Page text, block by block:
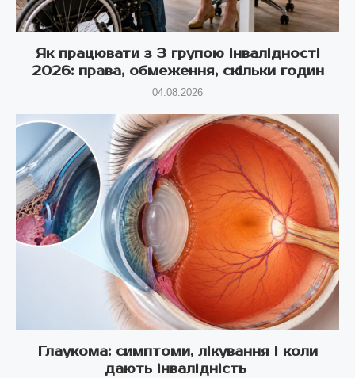
Як працювати з 3 групою інвалідності
2026: права, обмеження, скільки годин
04.08.2026
Глаукома: симптоми, лікування і коли
дають інвалідність